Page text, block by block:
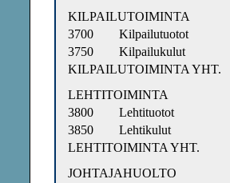
KILPAILUTOIMINTA
3700
Kilpailutuotot
3750
Kilpailukulut
KILPAILUTOIMINTA YHT.
LEHTITOIMINTA
3800
Lehtituotot
3850
Lehtikulut
LEHTITOIMINTA YHT.
JOHTAJAHUOLTO